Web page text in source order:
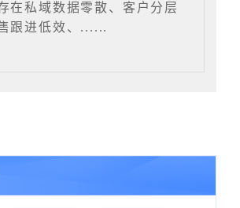
在私域数据零散、客户分层
跟进低效、......